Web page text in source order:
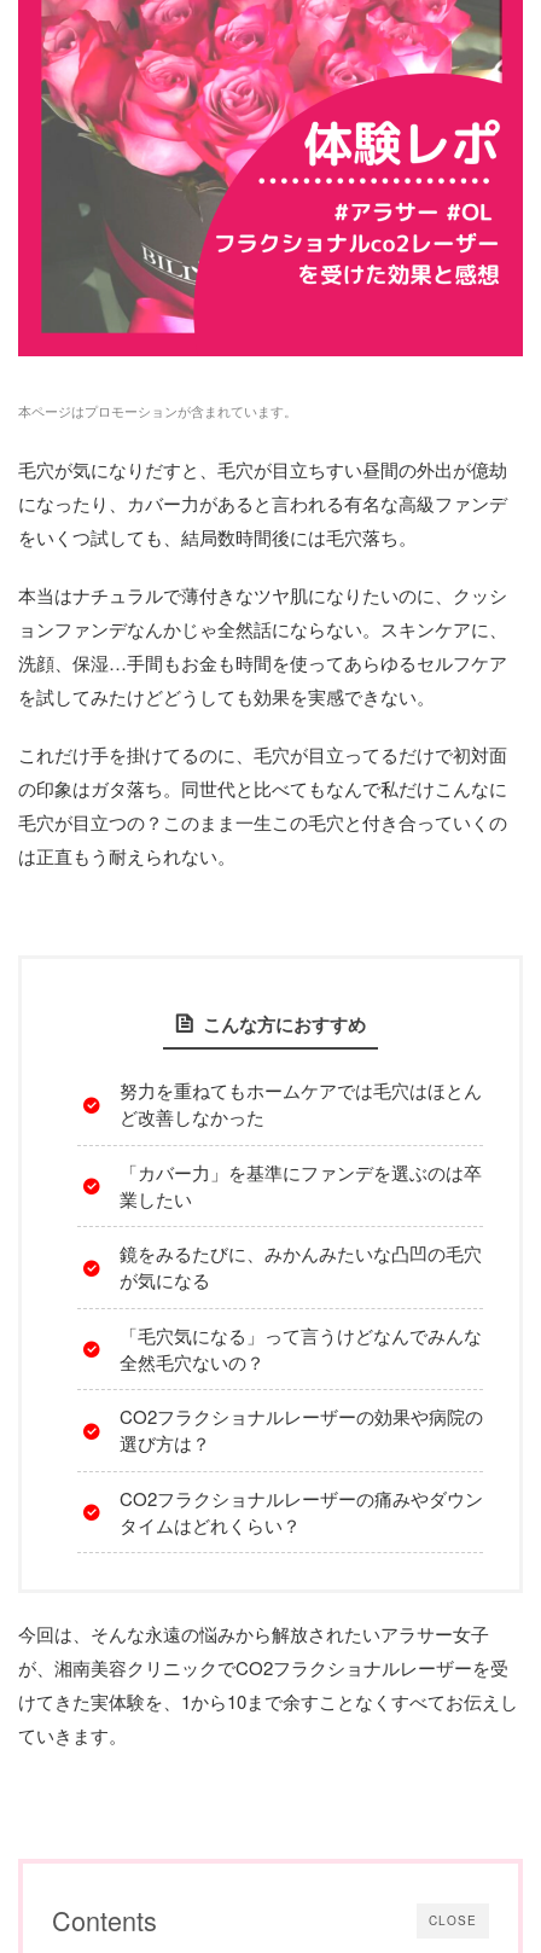
本ページはプロモーションが含まれています。
毛穴が気になりだすと、毛穴が目立ちすい昼間の外出が億劫
になったり、カバー力があると言われる有名な高級ファンデ
をいくつ試しても、結局数時間後には毛穴落ち。
本当はナチュラルで薄付きなツヤ肌になりたいのに、クッシ
ョンファンデなんかじゃ全然話にならない。スキンケアに、
洗顔、保湿…手間もお金も時間を使ってあらゆるセルフケア
を試してみたけどどうしても効果を実感できない。
これだけ手を掛けてるのに、毛穴が目立ってるだけで初対面
の印象はガタ落ち。同世代と比べてもなんで私だけこんなに
毛穴が目立つの？このまま一生この毛穴と付き合っていくの
は正直もう耐えられない。
こんな方におすすめ
努力を重ねてもホームケアでは毛穴はほとん
ど改善しなかった
「カバー力」を基準にファンデを選ぶのは卒
業したい
鏡をみるたびに、みかんみたいな凸凹の毛穴
が気になる
「毛穴気になる」って言うけどなんでみんな
全然毛穴ないの？
CO2フラクショナルレーザーの効果や病院の
選び方は？
CO2フラクショナルレーザーの痛みやダウン
タイムはどれくらい？
今回は、そんな永遠の悩みから解放されたいアラサー女子
が、湘南美容クリニックでCO2フラクショナルレーザーを受
けてきた実体験を、1から10まで余すことなくすべてお伝えし
ていきます。
CLOSE
Contents